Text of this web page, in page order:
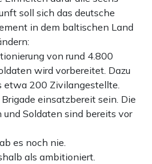
soll sich das deutsche
in dem baltischen Land
von rund 4.800
wird vorbereitet. Dazu
etwa 200 Zivilangestellte.
einsatzbereit sein. Die
Soldaten sind bereits vor
es noch nie.
als ambitioniert.